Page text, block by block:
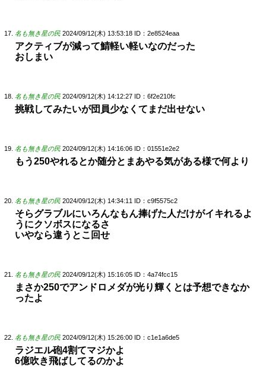
名も無き星の民 2024/09/12(木) 13:53:18 ID：2e8524eaa
アクティブが減って鯖軽い軽いなのだった
おしまい
名も無き星の民 2024/09/12(木) 14:12:27 ID：6f2e210fc
挑戦してみたいが団員少なくてまだ出せない
名も無き星の民 2024/09/12(木) 14:16:06 ID：01551e2e2
もう250やれるとか随分とまあやる気がある様で何より
名も無き星の民 2024/09/12(木) 14:34:11 ID：c9f5575c2
そらグラブルにいろんなもん捧げた人だけがイキれるよ
うにクソボスになるさ
いやなら違うとこ回せ
名も無き星の民 2024/09/12(木) 15:16:05 ID：4a74fcc15
まさか250でアンドロメダが光り輝くとは予想できなか
ったよ
名も無き星の民 2024/09/12(木) 15:26:00 ID：c1e1a6de5
ラジエル砲4割てマジかよ
6億吹き飛ばしてるのかよ